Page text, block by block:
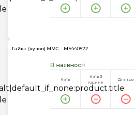
Гайка (кузов) MMC - MS440522
В наявності
Київ
Київ 3
години
Дніпро